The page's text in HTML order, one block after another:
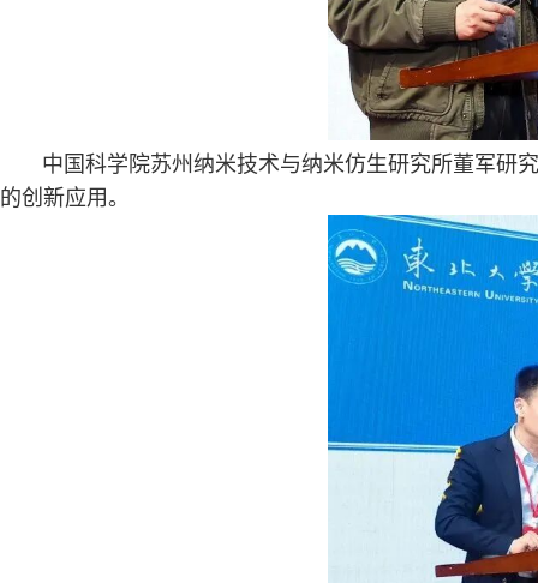
中国科学院苏州纳米技术与纳米仿生研究所董军研
的创新应用。